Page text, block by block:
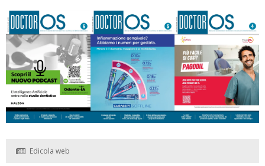
Edicola web